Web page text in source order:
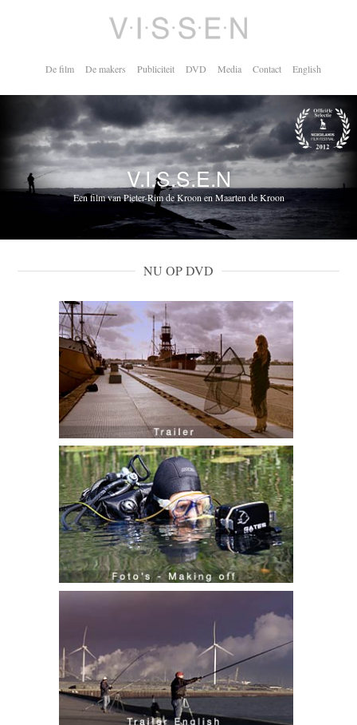
De film De makers Publiciteit DVD Media Contact English
V.I.S.S.E.N
Een film van Pieter-Rim de Kroon en Maarten de Kroon
NU OP DVD
Filmtrailer
Foto’s – Making off
Trailer english